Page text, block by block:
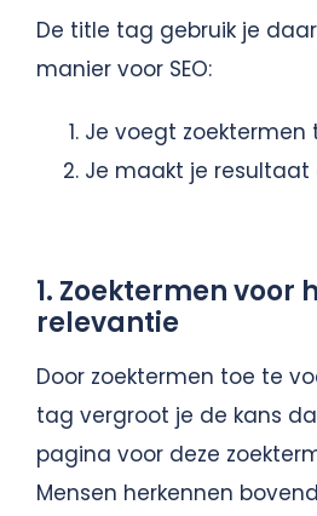
De title tag gebruik je
manier voor SEO:
Je voegt zoektermen
Je maakt je
1. Zoektermen voor
relevantie
Door zoektermen toe te
tag vergroot je de kans
pagina voor deze
Mensen herkennen